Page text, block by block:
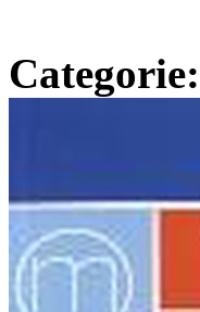
Categorie: